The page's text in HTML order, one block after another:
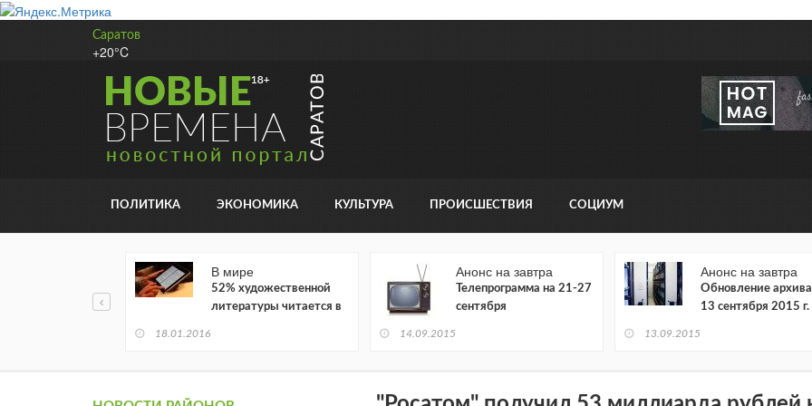
Саратов
+20°C
ПОЛИТИКА ЭКОНОМИКА КУЛЬТУРА ПРОИСШЕСТВИЯ СОЦИУМ
В мире
52% художественной
литературы читается в
18.01.2016
Анонс на завтра
Телепрограмма на 21-27
сентября
14.09.2015
Анонс на завтра
Обновление архива
13 сентября 2015 г.
13.09.2015